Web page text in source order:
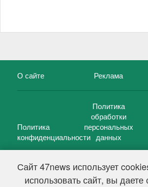
Сайт 47news использует
использовать сайт, вы даете
О сайте Реклама
Политика
конфиденциальности
Политика
обработки
персональных
данных